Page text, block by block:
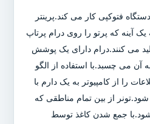
فتوکپی کار می کند.پرینتر
یک آینه که پرتو را روی درام پرتاپ
می کنند.درام دارای یک پوشش
آن می چسبد.با استفاده از الگو
را از کامپیوتر به یک دارم با
از بین تمام مناطقی که
جمع شدن کاغذ توسط